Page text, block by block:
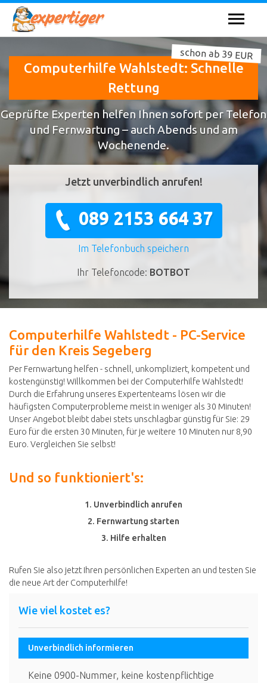
Computerhilfe Wahlstedt: Schnelle
Rettung
schon ab 39 EUR
Geprüfte Experten helfen Ihnen sofort per Telefon
und Fernwartung – auch Abends und am
Wochenende.
Jetzt unverbindlich anrufen!
089 2153 664 37
Im Telefonbuch speichern
Ihr Telefoncode: BOTBOT
Computerhilfe Wahlstedt - PC-Service
für den Kreis Segeberg
Per Fernwartung helfen - schnell, unkompliziert, kompetent und
kostengünstig! Willkommen bei der Computerhilfe Wahlstedt!
Durch die Erfahrung unseres Expertenteams lösen wir die
häufigsten Computerprobleme meist in weniger als 30 Minuten!
Unser Angebot bleibt dabei stets unschlagbar günstig für Sie: 29
Euro für die ersten 30 Minuten, für je weitere 10 Minuten nur 8,90
Euro. Vergleichen Sie selbst!
Und so funktioniert's:
1. Unverbindlich anrufen
2. Fernwartung starten
3. Hilfe erhalten
Rufen Sie also jetzt Ihren persönlichen Experten an und testen Sie
die neue Art der Computerhilfe!
Wie viel kostet es?
Unverbindlich informieren
Keine 0900-Nummer, keine kostenpflichtige